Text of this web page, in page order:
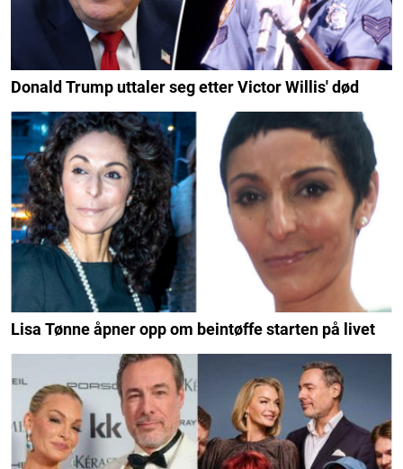
Donald Trump uttaler seg etter Victor Willis' død
Lisa Tønne åpner opp om beintøffe starten på livet